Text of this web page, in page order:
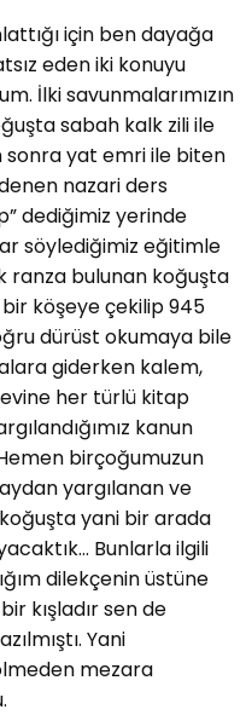
için ben dayağa
eden iki konuyu
İlki savunmalarımızın
sabah kalk zili ile
sonra yat emri ile biten
nazari ders
dediğimiz yerinde
söylediğimiz eğitimle
ranza bulunan koğuşta
köşeye çekilip 945
dürüst okumaya bile
giderken kalem,
her türlü kitap
kanun
birçoğumuzun
yargılanan ve
yani bir arada
Bunlarla ilgili
dilekçenin üstüne
kışladır sen de
Yani
mezara